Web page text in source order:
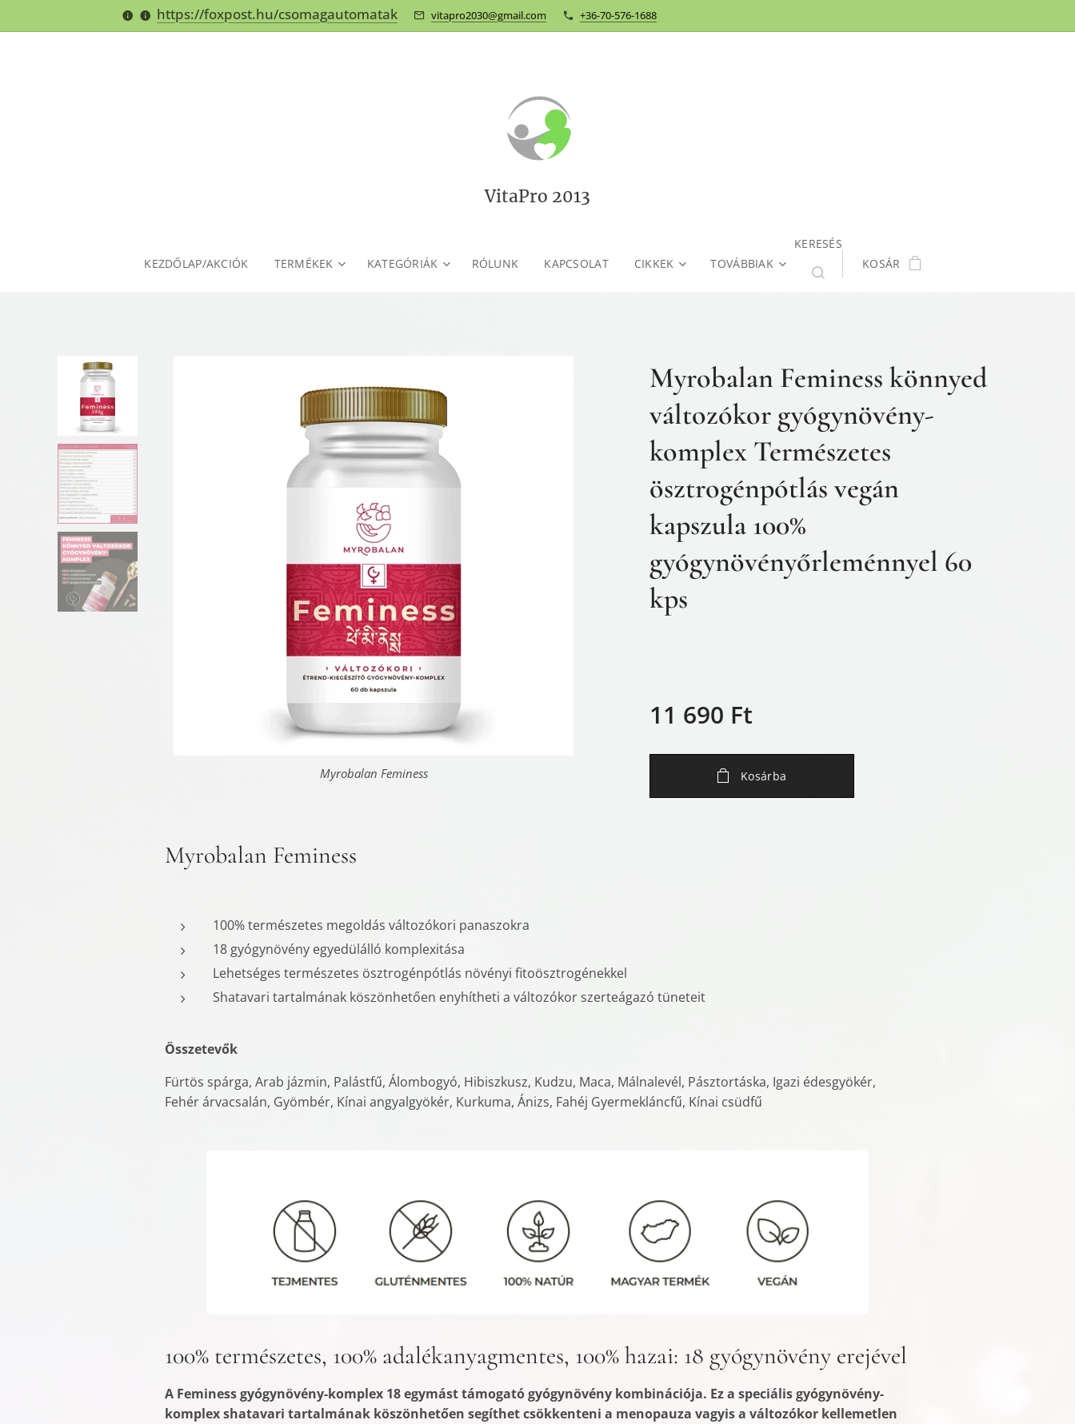
https://foxpost.hu/csomagautomatak vitapro2030@gmail.com +36-70-576-1688
VitaPro 2013
KEZDŐLAP/AKCIÓK TERMÉKEK KATEGÓRIÁK RÓLUNK KAPCSOLAT CIKKEK TOVÁBBIAK
KERESÉS
KOSÁR
Myrobalan Feminess könnyed
változókor gyógynövény-
komplex Természetes
ösztrogénpótlás vegán
kapszula 100%
gyógynövényőrleménnyel 60
kps
Myrobalan Feminess
Myrobalan Feminess
Myrobalan Feminess
11 690 Ft
Kosárba
Myrobalan Feminess
100% természetes megoldás változókori panaszokra
18 gyógynövény egyedülálló komplexitása
Lehetséges természetes ösztrogénpótlás növényi fitoösztrogénekkel
Shatavari tartalmának köszönhetően enyhítheti a változókor szerteágazó tüneteit
Összetevők
Fürtös spárga, Arab jázmin, Palástfű, Álombogyó, Hibiszkusz, Kudzu, Maca, Málnalevél, Pásztortáska, Igazi édesgyökér,
Fehér árvacsalán, Gyömbér, Kínai angyalgyökér, Kurkuma, Ánizs, Fahéj Gyermekláncfű, Kínai csüdfű
100% természetes, 100% adalékanyagmentes, 100% hazai: 18 gyógynövény erejével
A Feminess gyógynövény-komplex 18 egymást támogató gyógynövény kombinációja. Ez a speciális gyógynövény-
komplex shatavari tartalmának köszönhetően segíthet csökkenteni a menopauza vagyis a változókor kellemetlen